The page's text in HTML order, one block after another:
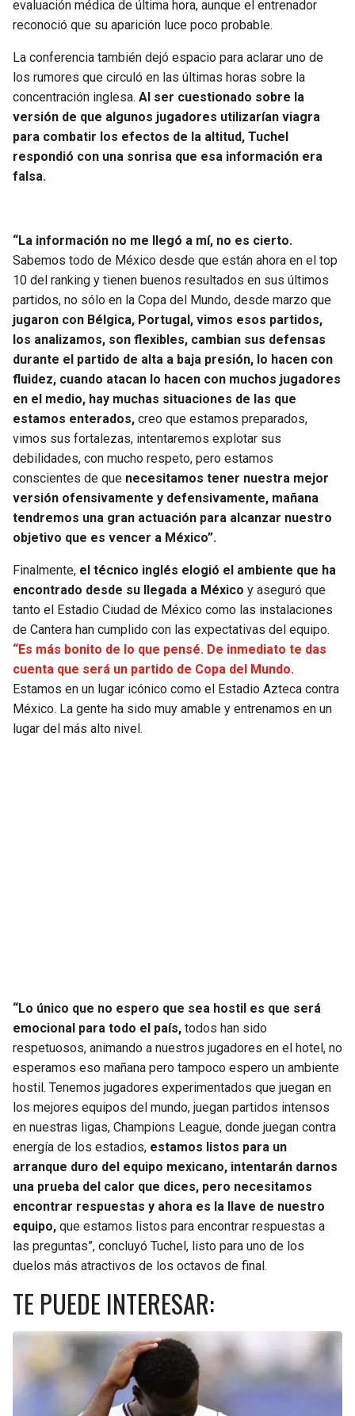
evaluación médica de última hora, aunque el entrenador
reconoció que su aparición luce poco probable.
La conferencia también dejó espacio para aclarar uno de
los rumores que circuló en las últimas horas sobre la
concentración inglesa. Al ser cuestionado sobre la
versión de que algunos jugadores utilizarían viagra
para combatir los efectos de la altitud, Tuchel
respondió con una sonrisa que esa información era
falsa.
“La información no me llegó a mí, no es cierto.
Sabemos todo de México desde que están ahora en el top
10 del ranking y tienen buenos resultados en sus últimos
partidos, no sólo en la Copa del Mundo, desde marzo que
jugaron con Bélgica, Portugal, vimos esos partidos,
los analizamos, son flexibles, cambian sus defensas
durante el partido de alta a baja presión, lo hacen con
fluidez, cuando atacan lo hacen con muchos jugadores
en el medio, hay muchas situaciones de las que
estamos enterados, creo que estamos preparados,
vimos sus fortalezas, intentaremos explotar sus
debilidades, con mucho respeto, pero estamos
conscientes de que necesitamos tener nuestra mejor
versión ofensivamente y defensivamente, mañana
tendremos una gran actuación para alcanzar nuestro
objetivo que es vencer a México”.
Finalmente, el técnico inglés elogió el ambiente que ha
encontrado desde su llegada a México y aseguró que
tanto el Estadio Ciudad de México como las instalaciones
de Cantera han cumplido con las expectativas del equipo.
“Es más bonito de lo que pensé. De inmediato te das
cuenta que será un partido de Copa del Mundo.
Estamos en un lugar icónico como el Estadio Azteca contra
México. La gente ha sido muy amable y entrenamos en un
lugar del más alto nivel.
“Lo único que no espero que sea hostil es que será
emocional para todo el país, todos han sido
respetuosos, animando a nuestros jugadores en el hotel, no
esperamos eso mañana pero tampoco espero un ambiente
hostil. Tenemos jugadores experimentados que juegan en
los mejores equipos del mundo, juegan partidos intensos
en nuestras ligas, Champions League, donde juegan contra
energía de los estadios, estamos listos para un
arranque duro del equipo mexicano, intentarán darnos
una prueba del calor que dices, pero necesitamos
encontrar respuestas y ahora es la llave de nuestro
equipo, que estamos listos para encontrar respuestas a
las preguntas”, concluyó Tuchel, listo para uno de los
duelos más atractivos de los octavos de final.
TE PUEDE INTERESAR: